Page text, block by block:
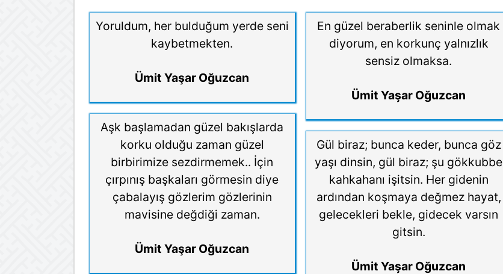
Yoruldum, her bulduğum yerde seni
kaybetmekten.
Ümit Yaşar Oğuzcan
Aşk başlamadan güzel bakışlarda
korku olduğu zaman güzel
birbirimize sezdirmemek.. İçin
çırpınış başkaları görmesin diye
çabalayış gözlerim gözlerinin
mavisine değdiği zaman.
Ümit Yaşar Oğuzcan
En güzel beraberlik seninle olmak
diyorum, en korkunç yalnızlık
sensiz olmaksa.
Ümit Yaşar Oğuzcan
Gül biraz; bunca keder, bunca göz
yaşı dinsin, gül biraz; şu gökkubbe
kahkahanı işitsin. Her gidenin
ardından koşmaya değmez hayat,
gelecekleri bekle, gidecek varsın
gitsin.
Ümit Yaşar Oğuzcan